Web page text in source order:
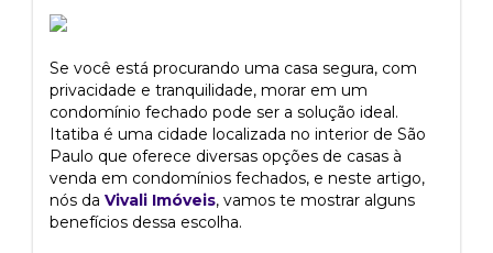
Se você está procurando uma casa segura, com
privacidade e tranquilidade, morar em um
condomínio fechado pode ser a solução ideal.
Itatiba é uma cidade localizada no interior de São
Paulo que oferece diversas opções de casas à
venda em condomínios fechados, e neste artigo,
nós da Vivali Imóveis, vamos te mostrar alguns
benefícios dessa escolha.